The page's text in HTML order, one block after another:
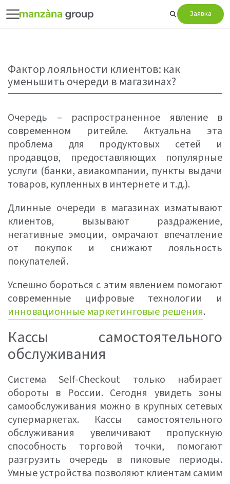
Заявка
Фактор лояльности клиентов: как
уменьшить очереди в магазинах?
Очередь – распространенное явление в
современном ритейле. Актуальна эта
проблема для продуктовых сетей и
продавцов, предоставляющих популярные
услуги (банки, авиакомпании, пункты выдачи
товаров, купленных в интернете и т.д.).
Длинные очереди в магазинах изматывают
клиентов, вызывают раздражение,
негативные эмоции, омрачают впечатление
от покупок и снижают лояльность
покупателей.
Успешно бороться с этим явлением помогают
современные цифровые технологии и
инновационные маркетинговые решения.
Кассы самостоятельного
обслуживания
Система Self-Checkout только набирает
обороты в России. Сегодня увидеть зоны
самообслуживания можно в крупных сетевых
супермаркетах. Кассы самостоятельного
обслуживания увеличивают пропускную
способность торговой точки, помогают
разгрузить очередь в пиковые периоды.
Умные устройства позволяют клиентам самим